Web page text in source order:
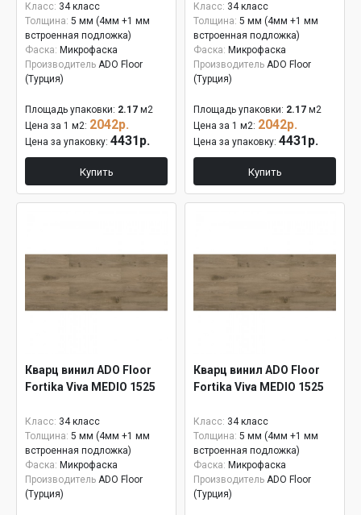
Класс: 34 класс
Толщина: 5 мм (4мм +1 мм
встроенная подложка)
Фаска: Микрофаска
Производитель ADO Floor
(Турция)
Площадь упаковки: 2.17 м2
Цена за 1 м2: 2042р.
Цена за упаковку: 4431р.
Купить
Класс: 34 класс
Толщина: 5 мм (4мм +1 мм
встроенная подложка)
Фаска: Микрофаска
Производитель ADO Floor
(Турция)
Площадь упаковки: 2.17 м2
Цена за 1 м2: 2042р.
Цена за упаковку: 4431р.
Купить
Кварц винил ADO Floor
Fortika Viva MEDIO 1525
Класс: 34 класс
Толщина: 5 мм (4мм +1 мм
встроенная подложка)
Фаска: Микрофаска
Производитель ADO Floor
(Турция)
Кварц винил ADO Floor
Fortika Viva MEDIO 1525
Класс: 34 класс
Толщина: 5 мм (4мм +1 мм
встроенная подложка)
Фаска: Микрофаска
Производитель ADO Floor
(Турция)